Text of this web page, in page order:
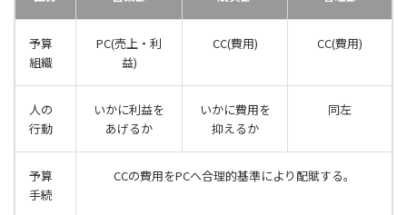
予算
組織
PC(売上・利
益)
CC(費用) CC(費用)
人の
行動
いかに利益を
あげるか
いかに費用を
抑えるか
同左
予算
手続
CCの費用をPCへ合理的基準により配賦する。